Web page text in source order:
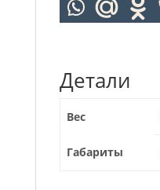
Детали
Вес
Габариты